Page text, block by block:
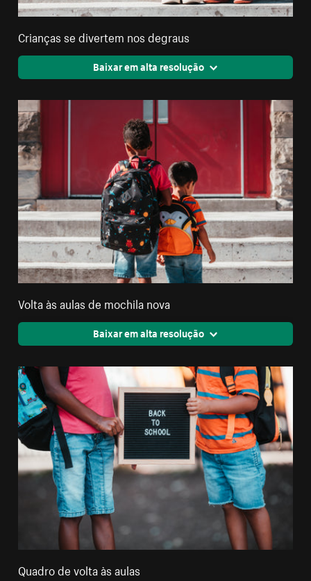
Crianças se divertem nos degraus
Baixar em alta resolução
Volta às aulas de mochila nova
Baixar em alta resolução
Quadro de volta às aulas